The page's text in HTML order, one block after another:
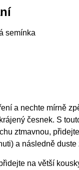
semínka
a nechte mírně
česnek. S
ztmavnou,
a následně
na větší